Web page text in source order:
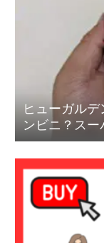
ヒューガル
ンビニ？スー